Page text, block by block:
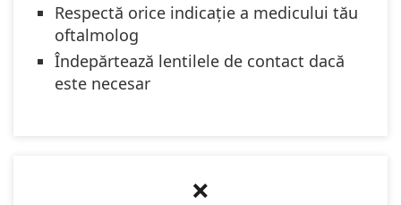
Respectă orice indicație a medicului tău
oftalmolog
Îndepărtează lentilele de contact dacă
este necesar
❌